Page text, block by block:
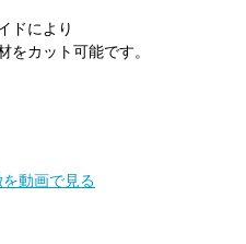
ドにより
をカット可能です。
動画で見る